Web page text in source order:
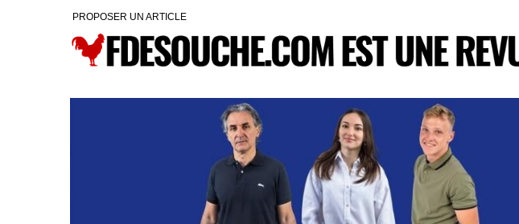
PROPOSER UN ARTICLE